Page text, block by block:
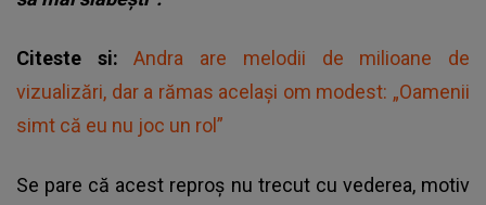
Citeste si:Andra are melodii de milioane de
vizualizări, dar a rămas același om modest: „Oamenii
simt că eu nu joc un rol”
Se pare că acest reproș nu trecut cu vederea, motiv